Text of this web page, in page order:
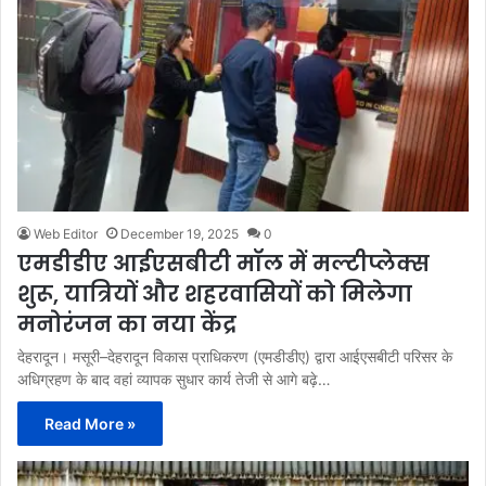
Web Editor December 19, 2025 0
एमडीडीए आईएसबीटी मॉल में मल्टीप्लेक्स
शुरू, यात्रियों और शहरवासियों को मिलेगा
मनोरंजन का नया केंद्र
देहरादून। मसूरी–देहरादून विकास प्राधिकरण (एमडीडीए) द्वारा आईएसबीटी परिसर के
अधिग्रहण के बाद वहां व्यापक सुधार कार्य तेजी से आगे बढ़े…
Read More »